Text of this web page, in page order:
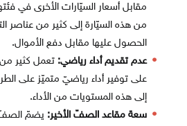
مقابل أسعار السيّارات الأخرى في
من هذه السيّارة إلى كثير من عناصر
الحصول عليها مقابل دفع الأموال.
عدم تقديم أداء رياضي: تعمل كثير من
إلى هذه المستويات من الأداء.
سعة مقاعد الصفّ الأخير: يضمّ الصفّ